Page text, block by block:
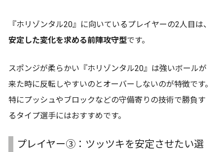
『ホリゾンタル20』に向いているプレイヤーの2人目は、
安定した変化を求める前陣攻守型です。
スポンジが柔らかい『ホリゾンタル20』は強いボールが
来た時に反転しやすいのとオーバーしないのが特徴です。
特にプッシュやブロックなどの守備寄りの技術で勝負す
るタイプ選手にはおすすめです。
プレイヤー③：ツッツキを安定させたい選